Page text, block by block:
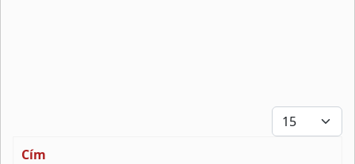
Tételek #
Cím